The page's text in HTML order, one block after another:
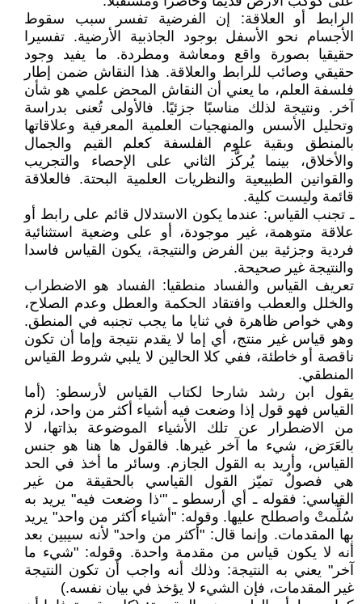
الرابط أو العلاقة: إن الفرضية تفسر سبب سقوط
الأجسام نحو الأسفل بوجود الجاذبية الأرضية. تفسيرا
حقيقيا بصورة واقع ومعاشة ومطردة. ما يفيد وجود
حقيقي وصائب للرابط والعلاقة. هذا النقاش ضمن إطار
فلسفة العلم، ما يعني أن النقاش المحض علمي هو شأن
آخر. ونتيجة لذلك مناسبًا جزئيًا. فالأولى تُعنى بدراسة
وتحليل الأسس والمنهجيات العلمية المعرفية وعلاقاتها
بالمنطق وبقية علوم الفلسفة كعلم القيم والجمال
والأخلاق، بينما يُركَّز الثاني على الإحصاء والتجريب
والقوانين الطبيعية والنظريات العلمية البحتة. فالعلاقة
قائمة وليست كلية.
ـ تجنب القياس: عندما يكون الاستدلال قائم على رابط أو
علاقة متوهمة، غير موجودة، أو على وضعية استثنائية
فردية وجزئية بين الفرض والنتيجة، يكون القياس فاسدا
والنتيجة غير صحيحة.
تعريف القياس والفساد منطقيا: الفساد هو الاضطراب
والخلل والعطب وافتقاد الحكمة والعطل وعدم الصلاح،
وهي خواص ظاهرة في ثنايا ما يجب تجنبه في المنطق.
وهو قياس غير منتج، أي إما لا يقدم نتيجة وإما أن تكون
ناقصة أو خاطئة، ففي كلا الحالين لا يلبي شروط القياس
المنطقي.
يقول ابن رشد شارحا لكتاب القياس لأرسطو: (أما
القياس فهو قول إذا وضعت فيه أشياء أكثر من واحد، لزم
من الاضطرار عن تلك الأشياء الموضوعة بذاتها، لا
بالعَرَض، شيء ما آخر غيرها. فالقول ها هنا هو جنس
القياس، وأريد به القول الجازم. وسائر ما أخذ في الحد
هي فصولٌ تميّز القول القياسي بالحقيقة من غير
القياسي: فقوله ـ أي أرسطو ـ "‘ذا وضعت فيه" يريد به
سُلِّمتْ واصطلح عليها. وقوله: "أشياء أكثر من واحد" يريد
بها المقدمات. وإنما قال: "أكثر من واحد" لأنه سيبين بعد
أنه لا يكون قياس من مقدمة واحدة. وقوله: "شيء ما
آخر" يعني به النتيجة: وذلك أنه واجب أن تكون النتيجة
غير المقدمات، فإن الشيء لا يؤخذ في بيان نفسه.)